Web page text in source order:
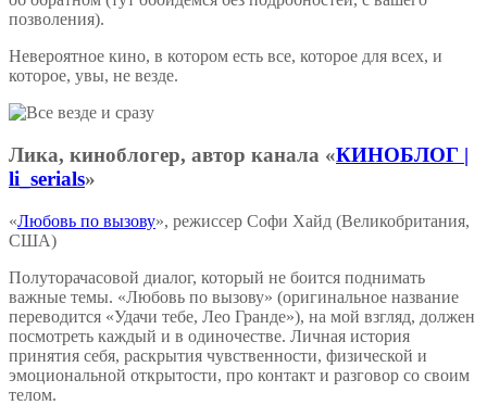
позволения).
Невероятное кино, в котором есть все, которое для всех, и
которое, увы, не везде.
Лика, киноблогер, автор канала «КИНОБЛОГ |
li_serials»
«Любовь по вызову», режиссер Софи Хайд (Великобритания,
США)
Полуторачасовой диалог, который не боится поднимать
важные темы. «Любовь по вызову» (оригинальное название
переводится «Удачи тебе, Лео Гранде»), на мой взгляд, должен
посмотреть каждый и в одиночестве. Личная история
принятия себя, раскрытия чувственности, физической и
эмоциональной открытости, про контакт и разговор со своим
телом.